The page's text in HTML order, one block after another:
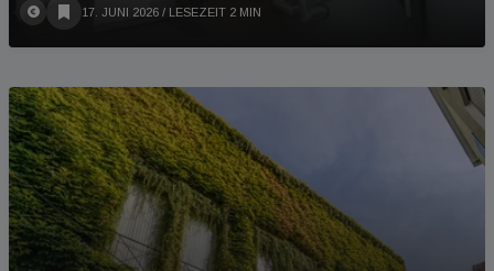
17. JUNI 2026 / LESEZEIT 2 MIN